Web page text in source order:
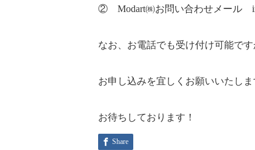
② Modart㈱お問い合わせメール
なお、お電話でも受け付け可能で
お申し込みを宜しくお願いいたしま
お待ちしております！
Share